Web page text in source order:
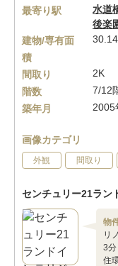
最寄り駅
水道
後楽
建物/専有面
積
間取り
2K
階数
7/12
築年月
2005
画像カテゴリ
外観 間取り
センチュリー21ラン
物
リ
3分
住